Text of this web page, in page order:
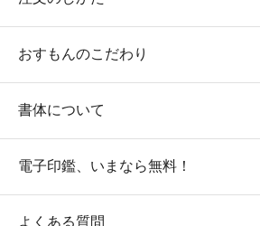
おすもんのこだわり
書体について
電子印鑑、いまなら無料！
よくある質問